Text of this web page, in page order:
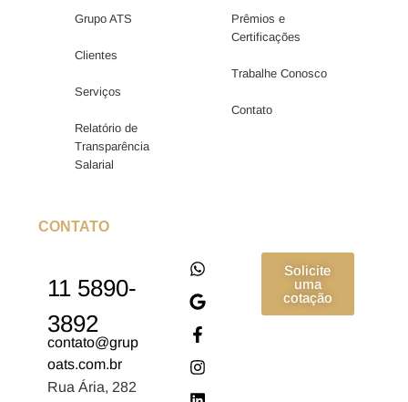
Grupo ATS
Clientes
Serviços
Relatório de
Transparência
Salarial
Prêmios e
Certificações
Trabalhe Conosco
Contato
CONTATO
11 5890-
3892
contato@grup
oats.com.br
Rua Ária, 282
Solicite
uma
cotação